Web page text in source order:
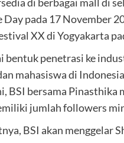
Day pada 17 November
XX di Yogyakarta
bentuk penetrasi ke
mahasiswa di
BSI bersama Pinasthika
jumlah followers
BSI akan menggelar